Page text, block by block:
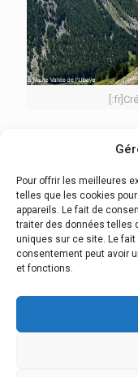
Pour offrir les meilleures
telles que les cookies
appareils. Le fait de
traiter des données telles
uniques sur ce site. Le
consentement peut avoir
et fonctions.
Philippe Roux “C’est
montagne”.
Read more